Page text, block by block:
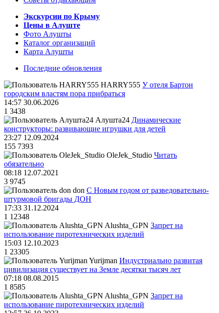
Экскурсии по Крыму
Цены в Алуште
Фото Алушты
Каталог организаций
Карта Алушты
Последние обновления
HARRY555 У отеля Бартон
городским властям пора прибраться
14:57 30.06.2026
1 3438
Алушта24 Динамические
конструкторы: развивающие игрушки для детей
23:27 12.09.2024
155 7393
OleJek_Studio Читать
обязательно
08:18 12.07.2021
3 9745
don С Новым годом от разведовательно-
штурмовой бригады ДОН
17:33 31.12.2024
1 12348
Alushta_GPN Запрет на
использование пиротехнических изделий
15:03 12.10.2023
1 23305
Yurijman Индустриально развитая
цивилизация существует на Земле десятки тысяч лет
07:18 08.08.2015
1 8585
Alushta_GPN Запрет на
использование пиротехнических изделий